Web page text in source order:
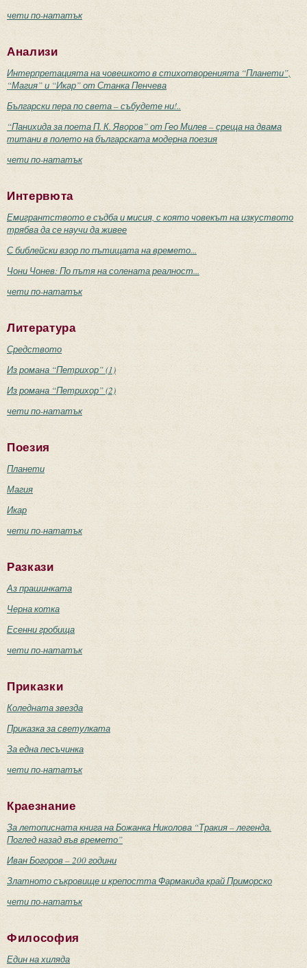
чети по-нататък
Анализи
Интерпретацията на човешкото в стихотворенията “Планети”,
“Магия” и “Икар” от Станка Пенчева
Български пера по света – събудете ни!..
“Панихида за поета П. К. Яворов” от Гео Милев – среща на двама
титани в полето на българската модерна поезия
чети по-нататък
Интервюта
Емигрантството е съдба и мисия, с която човекът на изкуството
трябва да се научи да живее
С библейски взор по пътищата на времето...
Чони Чонев: По пътя на солената реалност...
чети по-нататък
Литература
Средството
Из романа “Петрихор” (1)
Из романа “Петрихор” (2)
чети по-нататък
Поезия
Планети
Магия
Икар
чети по-нататък
Разкази
Аз прашинката
Черна котка
Есенни гробища
чети по-нататък
Приказки
Коледната звезда
Приказка за светулката
За една песъчинка
чети по-нататък
Краезнание
За летописната книга на Божанка Николова “Тракия – легенда.
Поглед назад във времето”
Иван Богоров – 200 години
Златното съкровище и крепостта Фармакида край Приморско
чети по-нататък
Философия
Един на хиляда